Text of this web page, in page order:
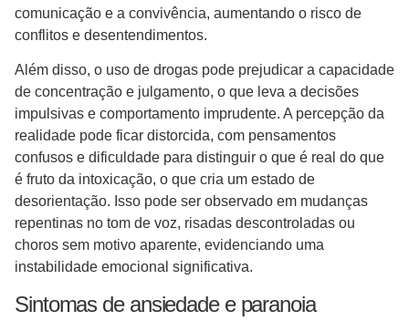
comunicação e a convivência, aumentando o risco de
conflitos e desentendimentos.
Além disso, o uso de drogas pode prejudicar a capacidade
de concentração e julgamento, o que leva a decisões
impulsivas e comportamento imprudente. A percepção da
realidade pode ficar distorcida, com pensamentos
confusos e dificuldade para distinguir o que é real do que
é fruto da intoxicação, o que cria um estado de
desorientação. Isso pode ser observado em mudanças
repentinas no tom de voz, risadas descontroladas ou
choros sem motivo aparente, evidenciando uma
instabilidade emocional significativa.
Sintomas de ansiedade e paranoia